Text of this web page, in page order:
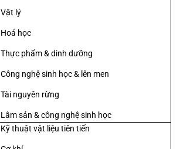
Vật lý
Hoá học
Thực phẩm & dinh dưỡng
Công nghệ sinh học & lên men
Tài nguyên rừng
Lâm sản & công nghệ sinh học
Kỹ thuật vật liệu tiên tiến